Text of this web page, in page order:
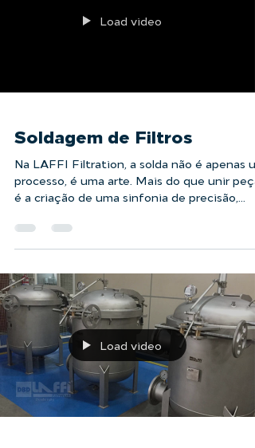
Soldagem de Filtros
Na LAFFI Filtration, a solda não é apenas
é a criação de uma sinfonia de precisão,...
Load video